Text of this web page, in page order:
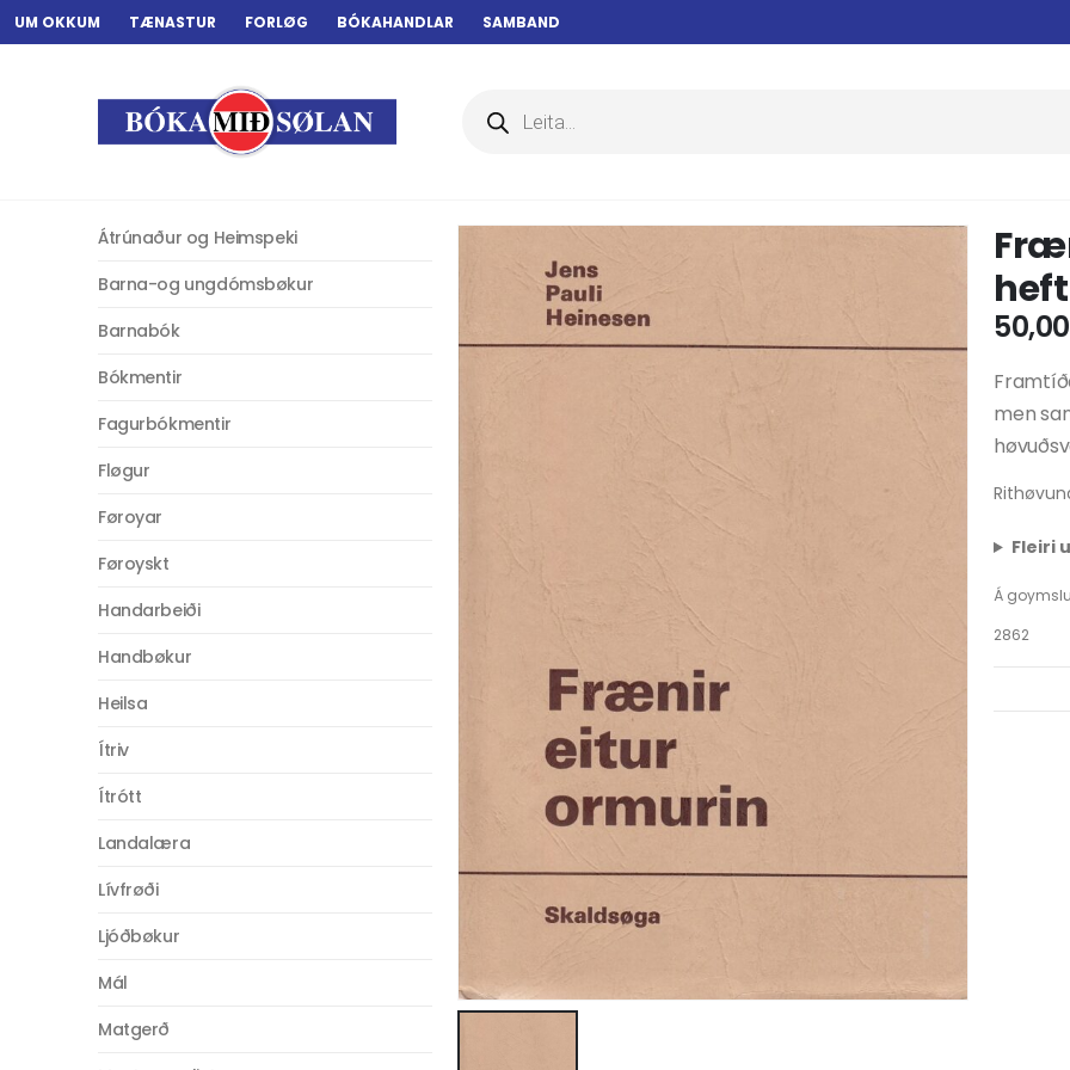
UM OKKUM TÆNASTUR FORLØG BÓKAHANDLAR SAMBAND
search
heft
50,00
men
Fleiri
Á goymslu
2862
Átrúnaður og Heimspeki
Barna-og ungdómsbøkur
Barnabók
Bókmentir
Fagurbókmentir
Fløgur
Føroyar
Føroyskt
Handarbeiði
Handbøkur
Heilsa
Ítriv
Ítrótt
Landalæra
Lívfrøði
Ljóðbøkur
Mál
Matgerð